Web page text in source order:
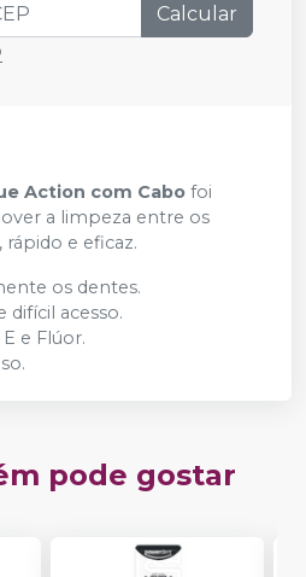
Calcular
Action com Cabo foi
a limpeza entre os
e eficaz.
os dentes.
difícil acesso.
e Flúor.
pode gostar